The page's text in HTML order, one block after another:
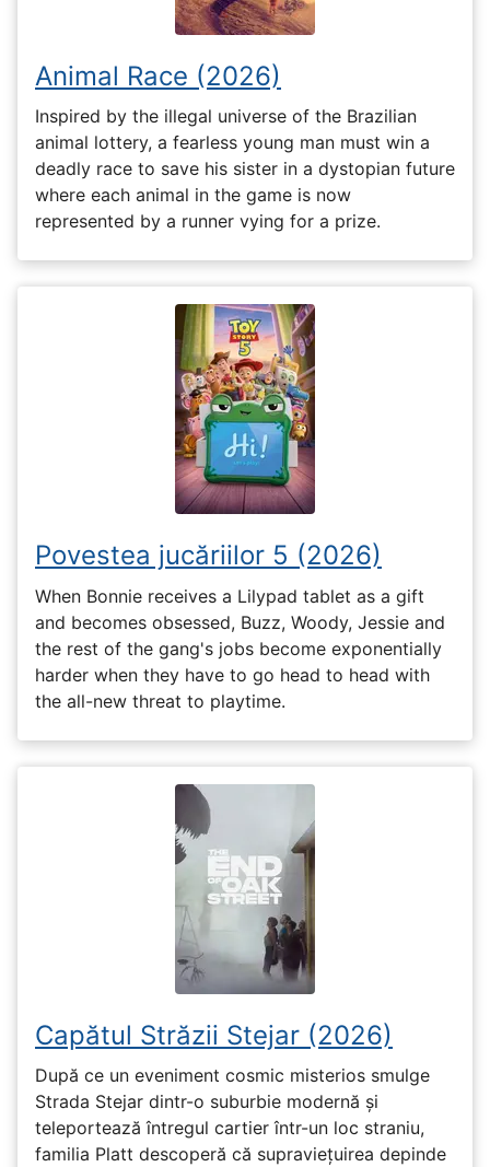
Animal Race (2026)
Inspired by the illegal universe of the Brazilian
animal lottery, a fearless young man must win a
deadly race to save his sister in a dystopian future
where each animal in the game is now
represented by a runner vying for a prize.
Povestea jucăriilor 5 (2026)
When Bonnie receives a Lilypad tablet as a gift
and becomes obsessed, Buzz, Woody, Jessie and
the rest of the gang's jobs become exponentially
harder when they have to go head to head with
the all-new threat to playtime.
Capătul Străzii Stejar (2026)
După ce un eveniment cosmic misterios smulge
Strada Stejar dintr-o suburbie modernă și
teleportează întregul cartier într-un loc straniu,
familia Platt descoperă că supraviețuirea depinde